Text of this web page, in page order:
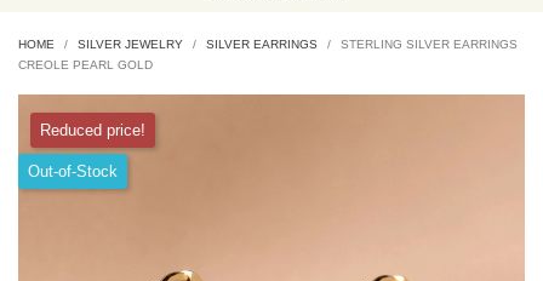
HOME SILVER JEWELRY SILVER EARRINGS
STERLING SILVER EARRINGS
CREOLE PEARL GOLD
Reduced price!
Out-of-Stock